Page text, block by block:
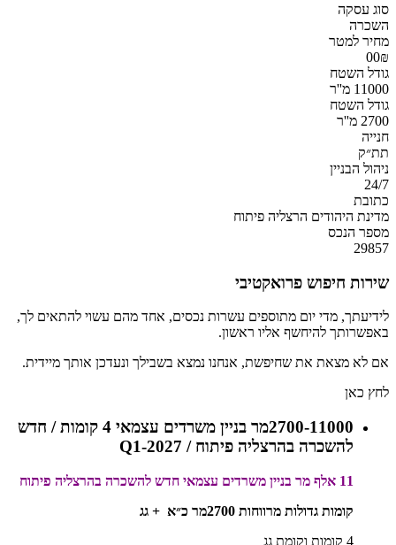
סוג עסקה
השכרה
מחיר למטר
00₪
גודל השטח
11000 מ''ר
גודל השטח
2700 מ''ר
חנייה
תת״ק
ניהול הבניין
24/7
כתובת
מדינת היהודים הרצליה פיתוח
מספר הנכס
29857
שירות חיפוש פרואקטיבי
לידיעתך, מדי יום מתוספים עשרות נכסים, אחד מהם עשוי להתאים לך,
באפשרותך להיחשף אליו ראשון.
אם לא מצאת את שחיפשת, אנחנו נמצא בשבילך ונעדכן אותך מיידית.
לחץ כאן
2700-11000מר בניין משרדים עצמאי 4 קומות / חדש
להשכרה בהרצליה פיתוח / Q1-2027
11 אלף מר בניין משרדים עצמאי חדש להשכרה בהרצליה פיתוח
קומות גדולות מרווחות 2700מר כ״א + גג
4 קומות וקומת גג